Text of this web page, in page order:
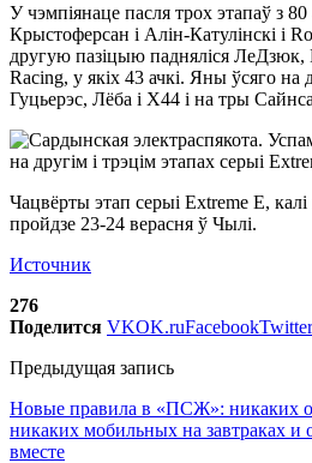
У чэмпіянаце пасля трох этапаў з 80
Крыстоферсан і Алін-Катулінскі і
другую пазіцыю падняліся ЛеДзюк,
Racing, у якіх 43 ачкі. Яны ўсяго на
Гуцьерэс, Лёба і X44 і на тры
Чацвёрты этап серыі Extreme E, калі
пройдзе 23-24 верасня ў Чылі.
Источник
276
Поделится VKOK.ruFacebookTwitter
Предыдущая запись
Новые правила в «ПСЖ»: никаких
никаких мобильных на завтраках и
вместе